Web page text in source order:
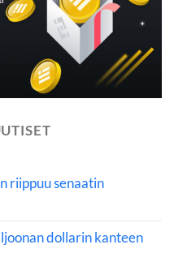
riippuu senaatin
dollarin kanteen